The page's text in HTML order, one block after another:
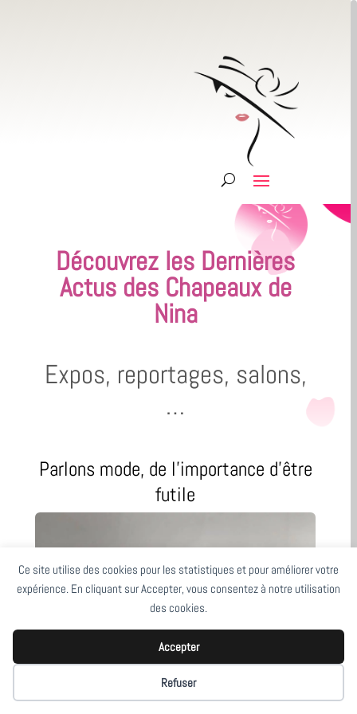
Ce site utilise des cookies pour les statistiques et pour améliorer votre
expérience. En cliquant sur Accepter, vous consentez à notre utilisation
des cookies.
Accepter
Refuser
Découvrez les Dernières
Actus des Chapeaux de
Nina
Expos, reportages, salons,
…
Parlons mode, de l’importance d’être
futile